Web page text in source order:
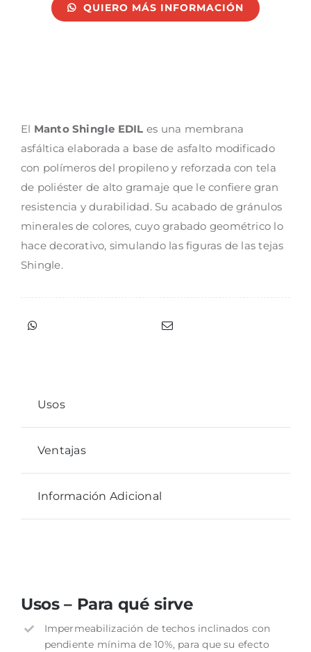
QUIERO MÁS INFORMACIÓN
El Manto Shingle EDIL es una membrana
asfáltica elaborada a base de asfalto modificado
con polímeros del propileno y reforzada con tela
de poliéster de alto gramaje que le confiere gran
resistencia y durabilidad. Su acabado de gránulos
minerales de colores, cuyo grabado geométrico lo
hace decorativo, simulando las figuras de las tejas
Shingle.
Usos
Ventajas
Información Adicional
Usos – Para qué sirve
Impermeabilización de techos inclinados con
pendiente mínima de 10%, para que su efecto